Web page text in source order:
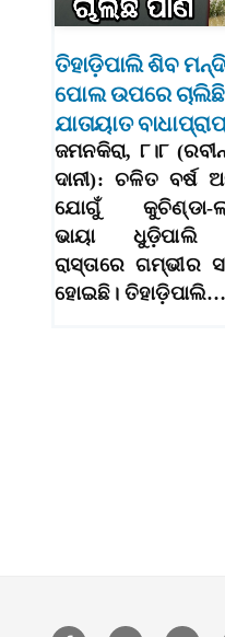
ତିହାଡ଼ିପାଲି ଶିବ
ପୋଲ ଉପରେ ଚାଲିଛି
ଯାତାୟାତ
ଜମନକିରା, ୮।୮
ଦାନୀ): ଚଳିତ ବର୍ଷ
ଯୋଗୁଁ କୁଚିଣ୍ଡା-
ଭାୟା ଧୁଡ଼ିପାଲି
ରାସ୍ତାରେ ଗମ୍ଭୀର
ହୋଇଛି। ତିହାଡ଼ିପାଲି…